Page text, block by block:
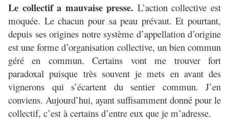
Le collectif a mauvaise presse. L’action collective est
moquée. Le chacun pour sa peau prévaut. Et pourtant,
depuis ses origines notre système d’appellation d’origine
est une forme d’organisation collective, un bien commun
géré en commun. Certains vont me trouver fort
paradoxal puisque très souvent je mets en avant des
vignerons qui s’écartent du sentier commun. J’en
conviens. Aujourd’hui, ayant suffisamment donné pour le
collectif, c’est à certains d’entre eux que je m’adresse.